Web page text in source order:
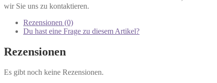
wir Sie uns zu kontaktieren.
Rezensionen (0)
Du hast eine Frage zu diesem Artikel?
Rezensionen
Es gibt noch keine Rezensionen.